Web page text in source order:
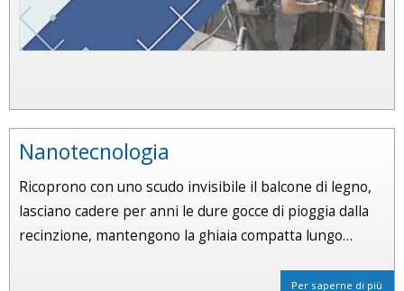
Nanotecnologia
Ricoprono con uno scudo invisibile il balcone di legno,
lasciano cadere per anni le dure gocce di pioggia dalla
recinzione, mantengono la ghiaia compatta lungo…
Per saperne di più